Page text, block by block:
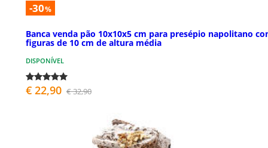
-30%
Banca venda pão 10x10x5 cm para presépio napolitano
figuras de 10 cm de altura média
DISPONÍVEL
€ 22,90 € 32,90